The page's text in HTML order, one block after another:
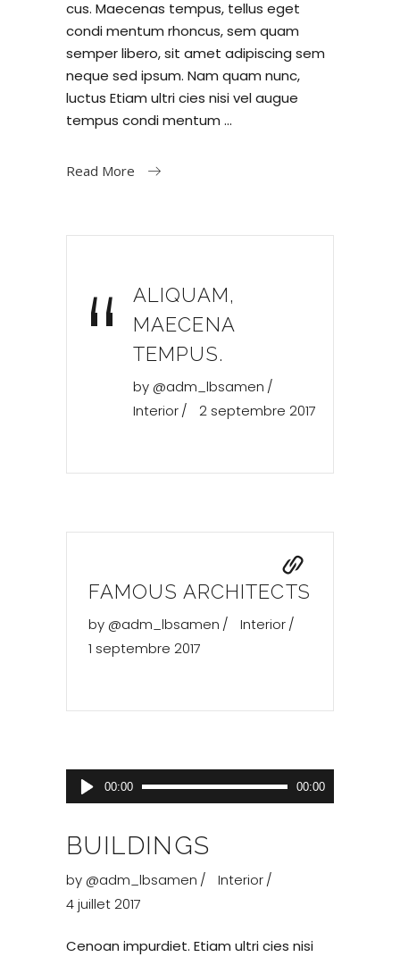
cus. Maecenas tempus, tellus eget
condi mentum rhoncus, sem quam
semper libero, sit amet adipiscing sem
neque sed ipsum. Nam quam nunc,
luctus Etiam ultri cies nisi vel augue
tempus condi mentum
Read More
“
ALIQUAM,
MAECENA
TEMPUS.
by @adm_lbsamen
Interior
2 septembre 2017
FAMOUS ARCHITECTS
by @adm_lbsamen
Interior
1 septembre 2017
Lecteur
audio
00:00 00:00
BUILDINGS
by @adm_lbsamen
Interior
4 juillet 2017
Cenoan impurdiet. Etiam ultri cies nisi